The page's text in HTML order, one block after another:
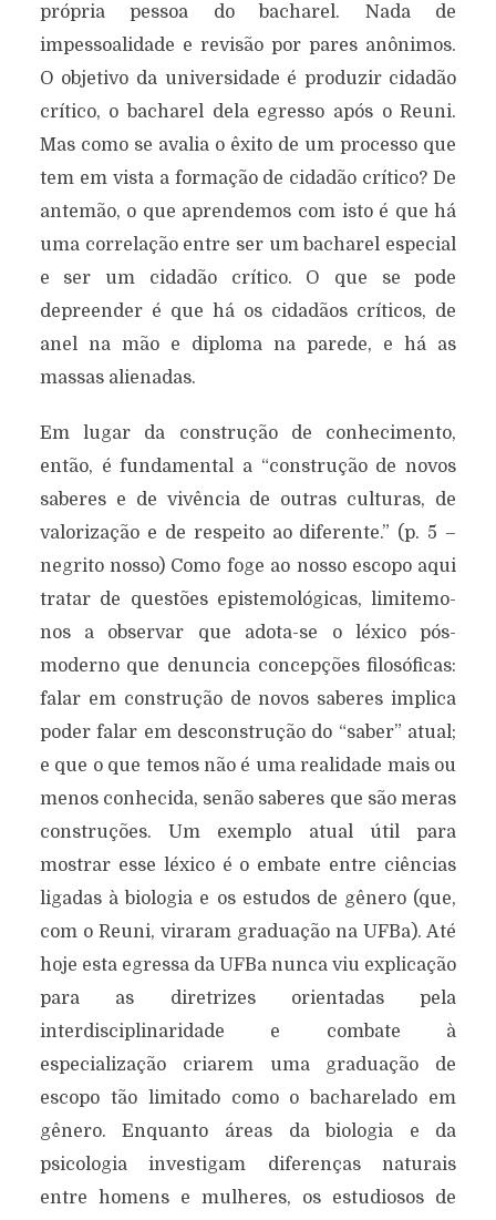
própria pessoa do bacharel. Nada de
impessoalidade e revisão por pares anônimos.
O objetivo da universidade é produzir cidadão
crítico, o bacharel dela egresso após o Reuni.
Mas como se avalia o êxito de um processo que
tem em vista a formação de cidadão crítico? De
antemão, o que aprendemos com isto é que há
uma correlação entre ser um bacharel especial
e ser um cidadão crítico. O que se pode
depreender é que há os cidadãos críticos, de
anel na mão e diploma na parede, e há as
massas alienadas.
Em lugar da construção de conhecimento,
então, é fundamental a “construção de novos
saberes e de vivência de outras culturas, de
valorização e de respeito ao diferente.” (p. 5 –
negrito nosso) Como foge ao nosso escopo aqui
tratar de questões epistemológicas, limitemo-
nos a observar que adota-se o léxico pós-
moderno que denuncia concepções filosóficas:
falar em construção de novos saberes implica
poder falar em desconstrução do “saber” atual;
e que o que temos não é uma realidade mais ou
menos conhecida, senão saberes que são meras
construções. Um exemplo atual útil para
mostrar esse léxico é o embate entre ciências
ligadas à biologia e os estudos de gênero (que,
com o Reuni, viraram graduação na UFBa). Até
hoje esta egressa da UFBa nunca viu explicação
para as diretrizes orientadas pela
interdisciplinaridade e combate à
especialização criarem uma graduação de
escopo tão limitado como o bacharelado em
gênero. Enquanto áreas da biologia e da
psicologia investigam diferenças naturais
entre homens e mulheres, os estudiosos de